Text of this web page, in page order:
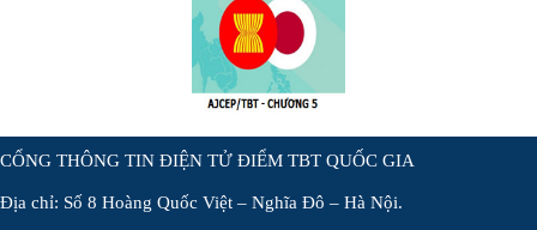
CỔNG THÔNG TIN ĐIỆN TỬ ĐIỂM TBT QUỐC GIA
Địa chỉ: Số 8 Hoàng Quốc Việt – Nghĩa Đô – Hà Nội.